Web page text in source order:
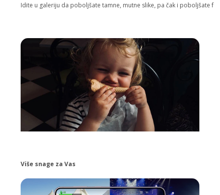
Idite u galeriju da poboljšate tamne, mutne slike, pa čak i poboljšate
Više snage za Vas